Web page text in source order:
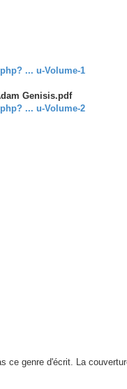
... u-Volume-1
Genisis.pdf
... u-Volume-2
ce genre d'écrit. La